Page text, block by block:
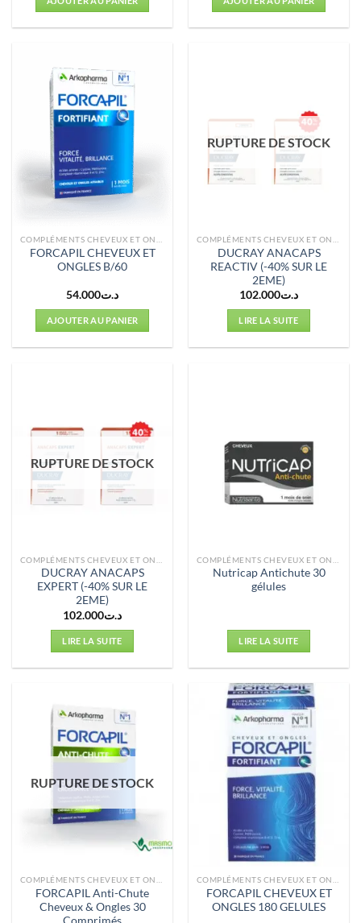
FORCAPIL CHEVEUX ET
ONGLES B/60
د.ت54.000
AJOUTER AU PANIER
RUPTURE DE STOCK
DUCRAY ANACAPS
REACTIV (-40% SUR LE
2EME)
د.ت102.000
LIRE LA SUITE
RUPTURE DE STOCK
DUCRAY ANACAPS
EXPERT (-40% SUR LE
2EME)
د.ت102.000
LIRE LA SUITE
Nutricap Antichute 30
gélules
LIRE LA SUITE
RUPTURE DE STOCK
FORCAPIL Anti-Chute
Cheveux & Ongles 30
Comprimés
FORCAPIL CHEVEUX ET
ONGLES 180 GELULES